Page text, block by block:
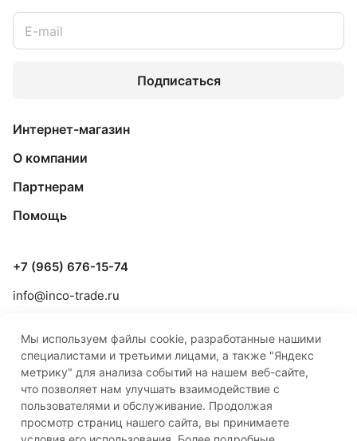
Подписаться
Интернет-магазин
О компании
Партнерам
Помощь
+7 (965) 676-15-74
info@inco-trade.ru
© 2026 ООО «Инко-Трейд»
Мы используем файлы cookie, разработанные нашими
специалистами и третьими лицами, а также "Яндекс
метрику" для анализа событий на нашем веб-сайте,
что позволяет нам улучшать взаимодействие с
пользователями и обслуживание. Продолжая
просмотр страниц нашего сайта, вы принимаете